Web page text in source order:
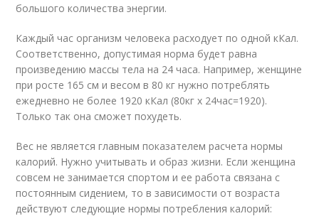
большого количества энергии.
Каждый час организм человека расходует по одной кКал.
Соответственно, допустимая норма будет равна
произведению массы тела на 24 часа. Например, женщине
при росте 165 см и весом в 80 кг нужно потреблять
ежедневно не более 1920 кКал (80кг х 24час=1920).
Только так она сможет похудеть.
Вес не является главным показателем расчета нормы
калорий. Нужно учитывать и образ жизни. Если женщина
совсем не занимается спортом и ее работа связана с
постоянным сидением, то в зависимости от возраста
действуют следующие нормы потребления калорий: